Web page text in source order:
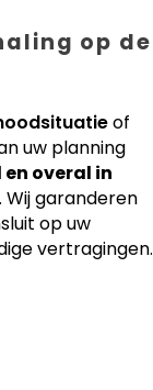
op de
of
uw planning
overal in
Wij garanderen
op uw
vertragingen.